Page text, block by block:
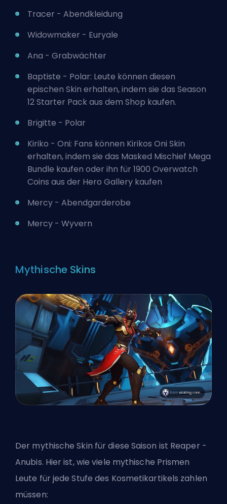
Tracer - Abendkleidung
Widowmaker - Euryale
Ana - Grabwächter
Baptiste - Polar: Leute können diesen
epischen Skin erhalten, indem sie das Season
12 Starter Pack aus dem Shop kaufen.
Brigitte - Polar
Kiriko - Oni: Fans können Kirikos Oni Skin
erhalten, indem sie das Masked Mischief Mega
Bundle kaufen oder ihn für 1900 Overwatch
Coins aus der Hero Gallery kaufen
Mercy - Abendgarderobe
Mercy - Wyvern
Mythische Skins
Der mythische Skin für diese Saison ist Reaper -
Anubis. Hier ist, wie viele mythische Prismen
Leute für jede Stufe des Kosmetikartikels zahlen
müssen: